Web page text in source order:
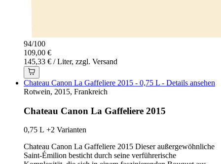
94/100
109,00 €
145,33 € / Liter, zzgl. Versand
Chateau Canon La Gaffeliere 2015 - 0,75 L - Details ansehen
Rotwein, 2015, Frankreich
Chateau Canon La Gaffeliere 2015
0,75 L +2 Varianten
Chateau Canon La Gaffeliere 2015 Dieser außergewöhnliche
Saint-Émilion besticht durch seine verführerische